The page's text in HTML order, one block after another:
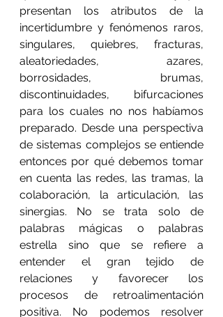
presentan los atributos de la
incertidumbre y fenómenos raros,
singulares, quiebres, fracturas,
aleatoriedades, azares,
borrosidades, brumas,
discontinuidades, bifurcaciones
para los cuales no nos habíamos
preparado. Desde una perspectiva
de sistemas complejos se entiende
entonces por qué debemos tomar
en cuenta las redes, las tramas, la
colaboración, la articulación, las
sinergias. No se trata solo de
palabras mágicas o palabras
estrella sino que se refiere a
entender el gran tejido de
relaciones y favorecer los
procesos de retroalimentación
positiva. No podemos resolver